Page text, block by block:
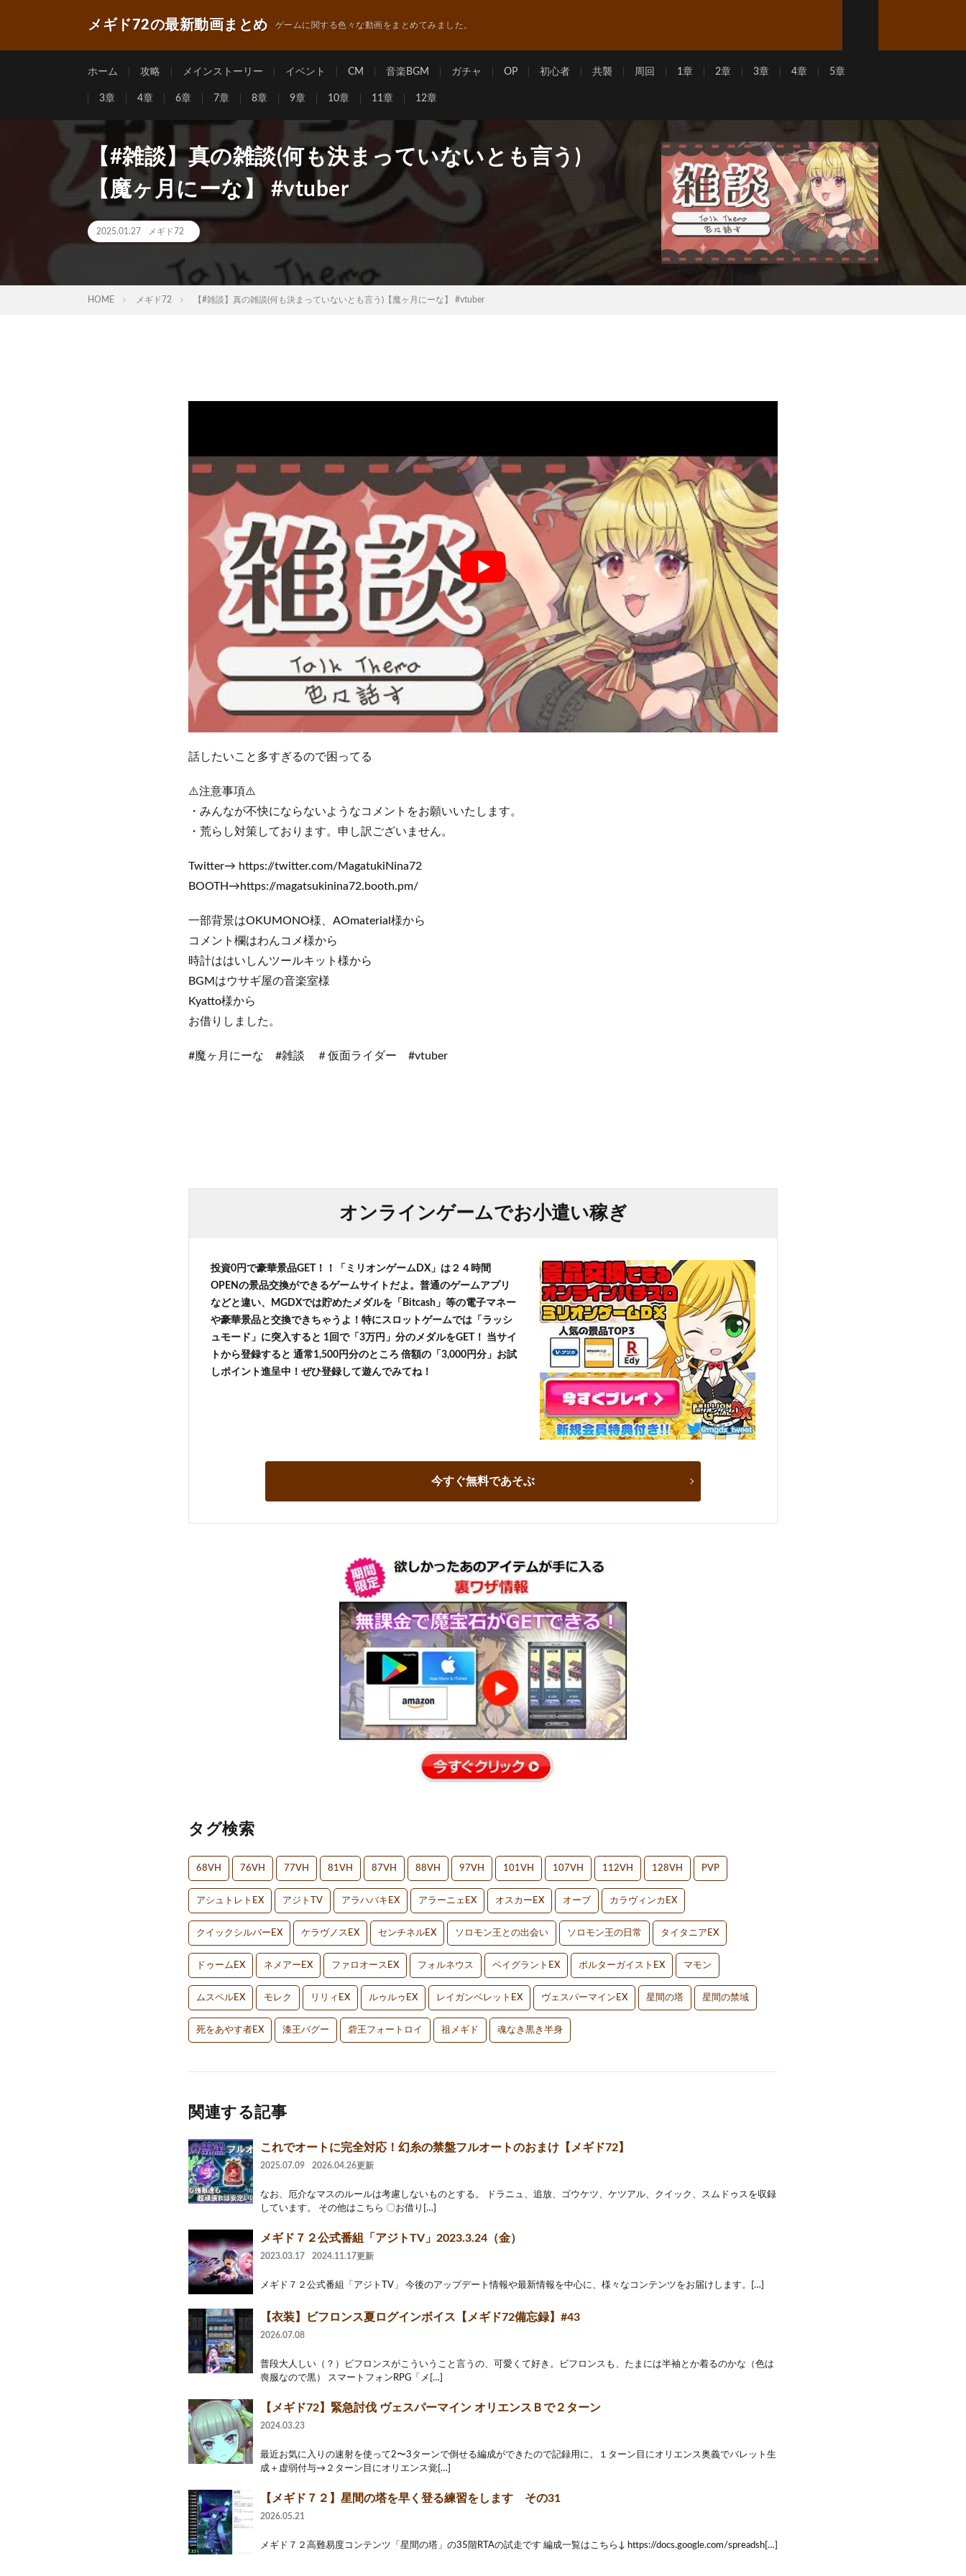
メギド72の最新動画まとめ ゲームに関する色々な動画をまとめてみました。
ホーム 攻略 メインストーリー イベント CM 音楽BGM ガチャ OP 初心者 共襲 周回 1章 2章 3章 4章 5章
3章 4章 6章 7章 8章 9章 10章 11章 12章
【#雑談】真の雑談(何も決まっていないとも言う)
【魔ヶ月にーな】 #vtuber
2025.01.27 メギド72
HOME メギド72 【#雑談】真の雑談(何も決まっていないとも言う)【魔ヶ月にーな】 #vtuber
話したいこと多すぎるので困ってる
⚠️注意事項⚠️
・みんなが不快にならないようなコメントをお願いいたします。
・荒らし対策しております。申し訳ございません。
Twitter→ https://twitter.com/MagatukiNina72
BOOTH→https://magatsukinina72.booth.pm/
一部背景はOKUMONO様、AOmaterial様から
コメント欄はわんコメ様から
時計ははいしんツールキット様から
BGMはウサギ屋の音楽室様
Kyatto様から
お借りしました。
#魔ヶ月にーな #雑談 ＃仮面ライダー #vtuber
オンラインゲームでお小遣い稼ぎ
投資0円で豪華景品GET！！「ミリオンゲームDX」は２４時間
OPENの景品交換ができるゲームサイトだよ。普通のゲームアプリ
などと違い、MGDXでは貯めたメダルを「Bitcash」等の電子マネー
や豪華景品と交換できちゃうよ！特にスロットゲームでは「ラッシ
ュモード」に突入すると 1回で「3万円」分のメダルをGET！ 当サイ
トから登録すると 通常1,500円分のところ 倍額の「3,000円分」お試
しポイント進呈中！ぜひ登録して遊んでみてね！
今すぐ無料であそぶ
タグ検索
68VH 76VH 77VH 81VH 87VH 88VH 97VH 101VH 107VH 112VH 128VH PVP
アシュトレトEX アジトTV アラハバキEX アラーニェEX オスカーEX オーブ カラヴィンカEX
クイックシルバーEX ケラヴノスEX センチネルEX ソロモン王との出会い ソロモン王の日常 タイタニアEX
ドゥームEX ネメアーEX ファロオースEX フォルネウス ベイグラントEX ポルターガイストEX マモン
ムスペルEX モレク リリィEX ルゥルゥEX レイガンベレットEX ヴェスパーマインEX 星間の塔 星間の禁域
死をあやす者EX 漆王バグー 砦王フォートロイ 祖メギド 魂なき黒き半身
関連する記事
これでオートに完全対応！幻糸の禁盤フルオートのおまけ【メギド72】
2025.07.09 2026.04.26更新
なお、厄介なマスのルールは考慮しないものとする。 ドラニュ、追放、ゴウケツ、ケツアル、クイック、スムドゥスを収録
しています。 その他はこちら 〇お借り[…]
メギド７２公式番組「アジトTV」2023.3.24（金）
2023.03.17 2024.11.17更新
メギド７２公式番組「アジトTV」 今後のアップデート情報や最新情報を中心に、様々なコンテンツをお届けします。[…]
【衣装】ビフロンス夏ログインボイス【メギド72備忘録】#43
2026.07.08
普段大人しい（？）ビフロンスがこういうこと言うの、可愛くて好き。ビフロンスも、たまには半袖とか着るのかな（色は
喪服なので黒） スマートフォンRPG「メ[…]
【メギド72】緊急討伐 ヴェスパーマイン オリエンスＢで２ターン
2024.03.23
最近お気に入りの速射を使って2〜3ターンで倒せる編成ができたので記録用に。１ターン目にオリエンス奥義でバレット生
成＋虚弱付与→２ターン目にオリエンス覚[…]
【メギド７２】星間の塔を早く登る練習をします その31
2026.05.21
メギド７２高難易度コンテンツ「星間の塔」の35階RTAの試走です 編成一覧はこちら↓ https://docs.google.com/spreadsh[…]